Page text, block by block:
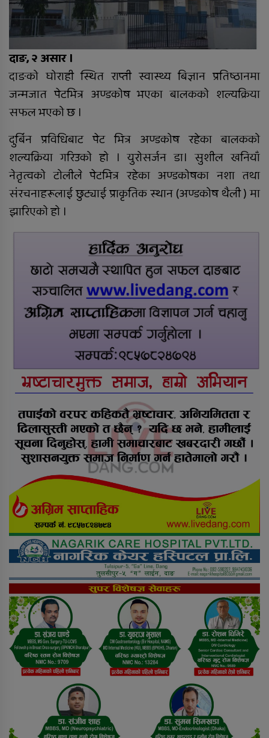
दाङमा बालिका बलात्कारको मुद्दामा १८
वर्ष कैद
विदेशको कानुनी विवाह र नेपालमा
बिक दम्पतीद्वारा राप्ती प्रतिष्ठानलाई तीन
थान ह्विलचेयर सहयोग
तुलसीपुरमा बुधबार चारसय बढि ग्यास
सिलिन्डर भित्रियो
सल्यानको बागचौरमा एक शिक्षक मृत
टरिगाउँ एयरपोर्ट स्तरबृद्धि भएपनि साँझ र
विहान मात्रै प्लेन बस्न सक्छ: पोखरेल
निःशुल्क तालिम र रोजगारीमा जोड्न ६
बुँदे सम्झौता
दाङका विभिन्न सामुदायिक वनबाट ५५
नाल भरुवा बन्दुक बरामद
दाङ, २ असार ।
दाङको घोराही स्थित राप्ती स्वास्थ्य बिज्ञान प्रतिष्ठानमा
जन्मजात पेटभित्र अण्डकोष भएका बालकको शल्यक्रिया
सफल भएको छ ।
दुर्बिन प्रविधिबाट पेट भित्र अण्डकोष रहेका बालकको
शल्यक्रिया गरिउको हो । युरोसर्जन डा। सुशील खनियाँ
नेतृत्वको टोलीले पेटभित्र रहेका अण्डकोषका नशा तथा
संरचनाहरूलाई छुट्याई प्राकृतिक स्थान (अण्डकोष थैली ) मा
झारिएको हो ।